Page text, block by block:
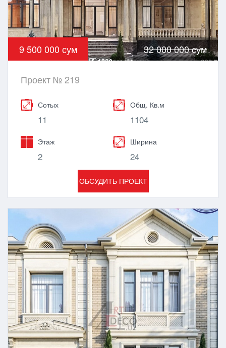
9 500 000 сум 32 000 000 сум
Проект № 219
Сотых
11
Общ. Кв.м
1104
Этаж
2
Ширина
24
ОБСУДИТЬ ПРОЕКТ